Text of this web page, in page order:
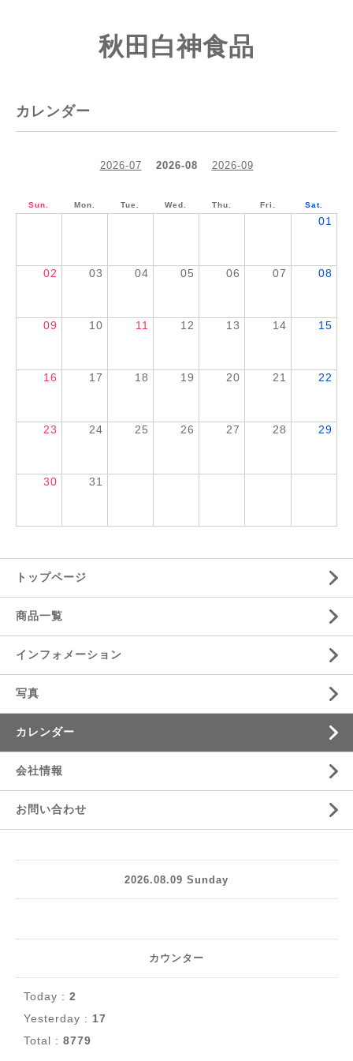
秋田白神食品
カレンダー
2026-07 2026-08 2026-09
Sun. Mon. Tue. Wed. Thu. Fri. Sat.
01
02 03 04 05 06 07 08
09 10 11 12 13 14 15
16 17 18 19 20 21 22
23 24 25 26 27 28 29
30 31
トップページ
商品一覧
インフォメーション
写真
カレンダー
会社情報
お問い合わせ
2026.08.09 Sunday
カウンター
Today : 2
Yesterday : 17
Total : 8779